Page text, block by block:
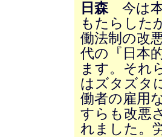
日森今は本
もたらした
働法制の改
代の『日本
ます。それ
はズタズタ
働者の雇用
すらも改悪
れました。